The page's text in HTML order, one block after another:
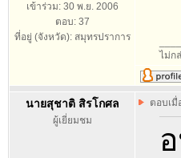
เข้าร่วม: 30 พ.ย. 2006
ตอบ: 37
ที่อยู่ (จังหวัด): สมุทรปราการ
ไม่ก
นายสุชาติ สิรโกศล
ผู้เยี่ยมชม
ตอบเมื่